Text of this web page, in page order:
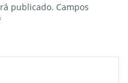
publicado. Campos